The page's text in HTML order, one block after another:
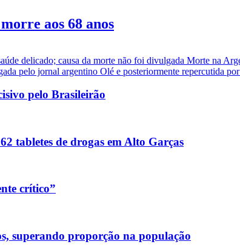
aos 68 anos
delicado; causa da morte não foi divulgada Morte na
pelo jornal argentino Olé e posteriormente repercutida
pelo Brasileirão
tabletes de drogas em Alto Garças
crítico”
superando proporção na população